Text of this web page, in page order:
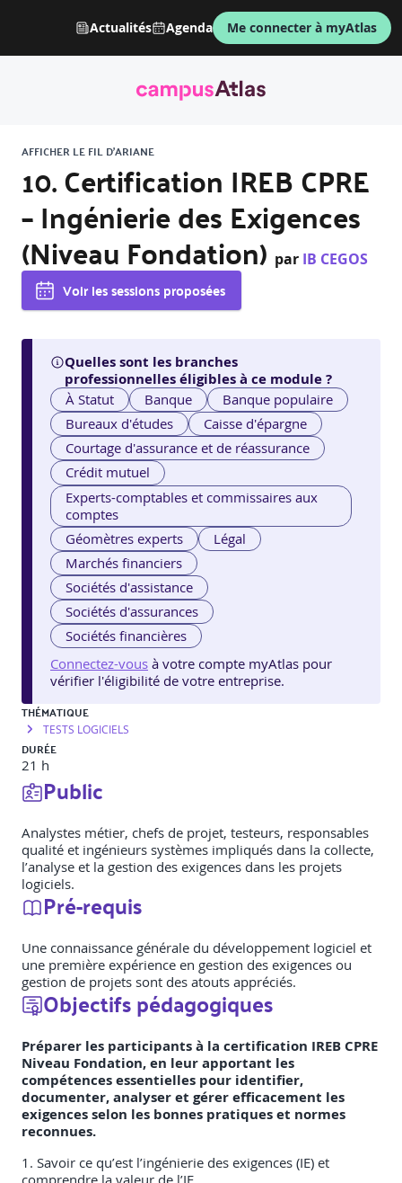
Actualités Agenda Me connecter à myAtlas
AFFICHER LE FIL D'ARIANE
10. Certification IREB CPRE
– Ingénierie des Exigences
(Niveau Fondation) par IB CEGOS
Voir les sessions proposées
Quelles sont les branches
professionnelles éligibles à ce module ?
À Statut Banque
Banque populaire
Bureaux d'études
Caisse d'épargne
Courtage d'assurance et de réassurance
Crédit mutuel
Experts-comptables et commissaires aux
comptes
Géomètres experts
Légal
Marchés financiers
Sociétés d'assistance
Sociétés d'assurances
Sociétés financières
Connectez-vous à votre compte myAtlas pour
vérifier l'éligibilité de votre entreprise.
THÉMATIQUE
TESTS LOGICIELS
DURÉE
21 h
Public
Analystes métier, chefs de projet, testeurs, responsables
qualité et ingénieurs systèmes impliqués dans la collecte,
l’analyse et la gestion des exigences dans les projets
logiciels.
Pré-requis
Une connaissance générale du développement logiciel et
une première expérience en gestion des exigences ou
gestion de projets sont des atouts appréciés.
Objectifs pédagogiques
Préparer les participants à la certification IREB CPRE
Niveau Fondation, en leur apportant les
compétences essentielles pour identifier,
documenter, analyser et gérer efficacement les
exigences selon les bonnes pratiques et normes
reconnues.
1. Savoir ce qu’est l’ingénierie des exigences (IE) et